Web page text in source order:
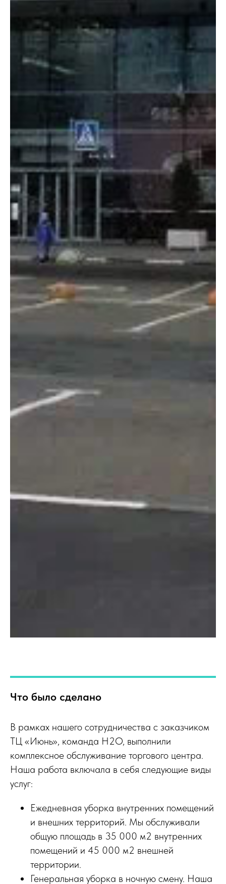
Что было сделано
В рамках нашего сотрудничества с заказчиком
ТЦ «Июнь», команда H2O, выполнили
комплексное обслуживание торгового центра.
Наша работа включала в себя следующие виды
услуг:
Ежедневная уборка внутренних помещений
и внешних территорий. Мы обслуживали
общую площадь в 35 000 м2 внутренних
помещений и 45 000 м2 внешней
территории.
Генеральная уборка в ночную смену. Наша